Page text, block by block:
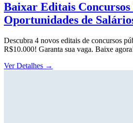
Baixar Editais Concursos
Oportunidades de
Descubra 4 novos editais de concursos
R$10.000! Garanta sua vaga. Baixe
Ver Detalhes →